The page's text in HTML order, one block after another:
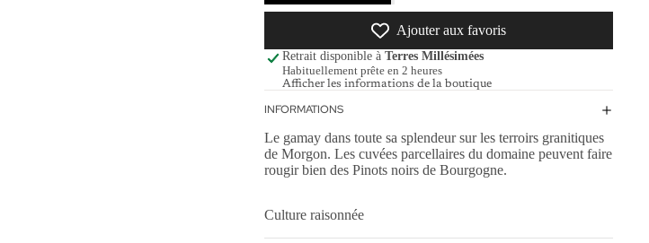
Ajouter aux favoris
Retrait disponible à Terres Millésimées
Habituellement prête en 2 heures
Afficher les informations de la boutique
INFORMATIONS
Le gamay dans toute sa splendeur sur les terroirs granitiques
de Morgon. Les cuvées parcellaires du domaine peuvent faire
rougir bien des Pinots noirs de Bourgogne.
Culture raisonnée